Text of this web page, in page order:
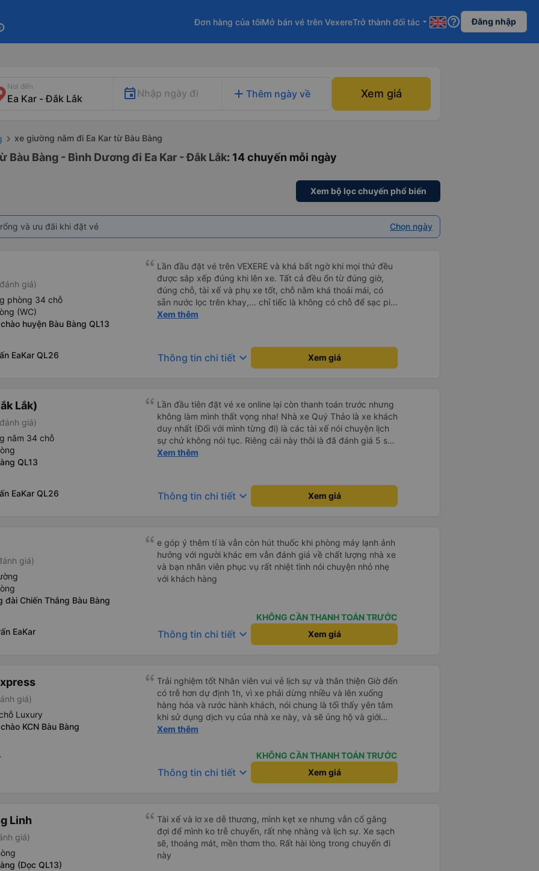
Đơn hàng của tôiMở bán vé trên VexereTrở thành đối tác arrow_drop_down help_outline Đăng nhập
Nơi đến
Nhập ngày đi add Thêm ngày về Xem giá
xe giường nằm đi Ea Kar từ Bàu Bàng
Bàu Bàng - Bình Dương đi Ea Kar - Đắk Lắk: 14 chuyến mỗi ngày
Xem bộ lọc chuyến phổ biến
và ưu đãi khi đặt vé Chọn ngày
giá)
phòng 34 chỗ
(WC)
huyện Bàu Bàng QL13
EaKar QL26
Lần đầu đặt vé trên VEXERE và khá bất ngờ khi mọi thứ đều
được sắp xếp đúng khi lên xe. Tất cả đều ổn từ đúng giờ,
đúng chỗ, tài xế và phụ xe tốt, chỗ nằm khá thoải mái, có
sẵn nước lọc trên khay,... chỉ tiếc là không có chỗ để sạc pin
thôi. Nhưng vậy cũng quá ổn rồi!
Xem thêm
Thông tin chi tiết keyboard_arrow_down Xem giá
Lắk)
giá)
nằm 34 chỗ
QL13
EaKar QL26
Lần đầu tiên đặt vé xe online lại còn thanh toán trước nhưng
không làm mình thất vọng nha! Nhà xe Quý Thảo là xe khách
duy nhất (Đối với mình từng đi) là các tài xế nói chuyện lịch
sự chứ không nói tục. Riêng cái này thôi là đã đánh giá 5 sao
rồi. Chú tài xế còn uống pepsi rất dễ thương chứ không có
Xem thêm
Thông tin chi tiết keyboard_arrow_down Xem giá
giá)
đài Chiến Thắng Bàu Bàng
EaKar
e góp ý thêm tí là vẫn còn hút thuốc khi phòng máy lạnh ảnh
hưởng với người khác em vẫn đánh giá về chất lượng nhà xe
và bạn nhân viên phục vụ rất nhiệt tình nói chuyện nhỏ nhẹ
với khách hàng
KHÔNG CẦN THANH TOÁN TRƯỚC
Thông tin chi tiết keyboard_arrow_down Xem giá
giá)
Luxury
KCN Bàu Bàng
Trải nghiệm tốt Nhân viên vui vẻ lịch sự và thân thiện Giờ đến
có trễ hơn dự định 1h, vì xe phải dừng nhiều và lên xuống
hàng hóa và rước hành khách, nói chung là tối thấy yên tâm
khi sử dụng dịch vụ của nhà xe này, và sẽ ủng hộ và giới
thiệu cho người thân sử dụng dịch vụ của nhà xe này
Xem thêm
KHÔNG CẦN THANH TOÁN TRƯỚC
Thông tin chi tiết keyboard_arrow_down Xem giá
Linh
giá)
(Dọc QL13)
Tài xế và lơ xe dễ thương, mình kẹt xe nhưng vẫn cố gắng
đợi để mình ko trễ chuyến, rất nhẹ nhàng và lịch sự. Xe sạch
sẽ, thoáng mát, mền thơm tho. Rất hài lòng trong chuyến đi
này